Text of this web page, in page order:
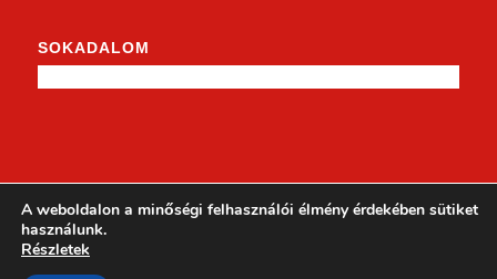
SOKADALOM
KENDERKE A FACEBOOKON
A weboldalon a minőségi felhasználói élmény érdekében sütiket
használunk.
Részletek